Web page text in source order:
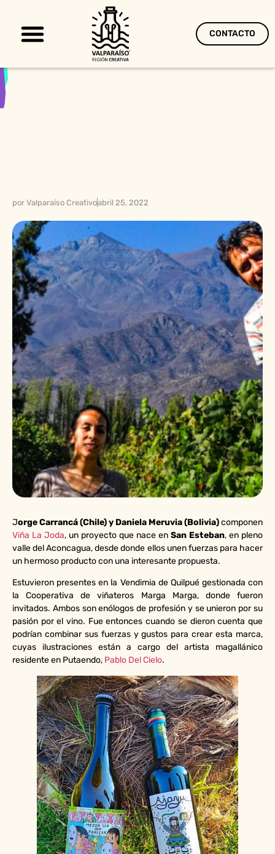
CONTACTO
por Valparaíso Creativoabril 25, 2022
Jorge Carrancá (Chile) y Daniela Meruvia (Bolivia)componen
Viña La Joda, un proyecto que nace en San Esteban, en pleno
valle del Aconcagua, desde donde ellos unen fuerzas para hacer
un hermoso producto con una interesante propuesta.
Estuvieron presentes en la Vendimia de Quilpué gestionada con
la Cooperativa de viñateros Marga Marga, donde fueron
invitados. Ambos son enólogos de profesión y se unieron por su
pasión por el vino. Fue entonces cuando se dieron cuenta que
podrían combinar sus fuerzas y gustos para crear esta marca,
cuyas ilustraciones están a cargo del artista magallánico
residente en Putaendo, Pablo Del Cielo.